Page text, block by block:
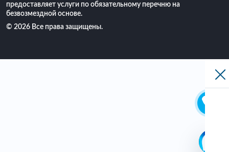
предоставляет услуги по обязательному перечню на
безвозмездной основе.
© 2026 Все права защищены.